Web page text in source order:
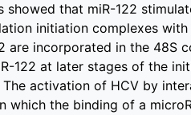
showed that miR-122
initiation complexes
are incorporated in the 48S
122 at later stages of the
activation of HCV by
which the binding of a